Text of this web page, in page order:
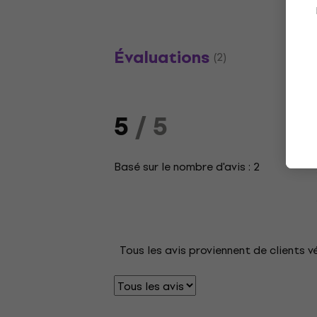
Évaluations (2)
5/ 5
Basé sur le nombre d'avis : 2
Tous les avis proviennent de clients